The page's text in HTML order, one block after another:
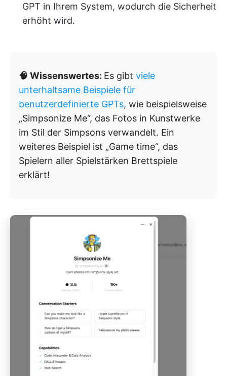
GPT in Ihrem System, wodurch die Sicherheit
erhöht wird.
🧠 Wissenswertes: Es gibt viele
unterhaltsame Beispiele für
benutzerdefinierte GPTs, wie beispielsweise
„Simpsonize Me“, das Fotos in Kunstwerke
im Stil der Simpsons verwandelt. Ein
weiteres Beispiel ist „Game time“, das
Spielern aller Spielstärken Brettspiele
erklärt!